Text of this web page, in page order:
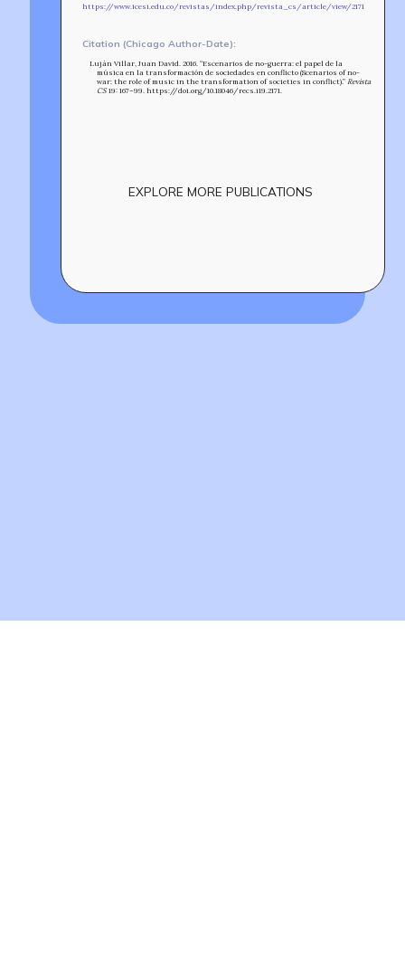
https://www.icesi.edu.co/revistas/index.php/revista_cs/article/view/2171
Citation (Chicago Author-Date):
Luján Villar, Juan David. 2016. “Escenarios de no-guerra: el papel de la
música en la transformación de sociedades en conflicto (Scenarios of no-
war: the role of music in the transformation of societies in conflict).” Revista
CS19: 167–99. https://doi.org/10.18046/recs.i19.2171.
EXPLORE MORE PUBLICATIONS
Build
together!